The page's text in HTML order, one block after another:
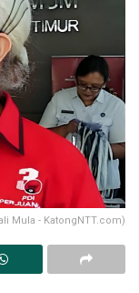
Mula - KatongNTT.com)